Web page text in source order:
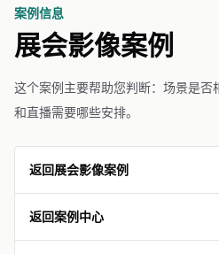
案例信息
展会影像案例
这个案例主要帮助您判断：场景是
和直播需要哪些安排。
返回展会影像案例
返回案例中心